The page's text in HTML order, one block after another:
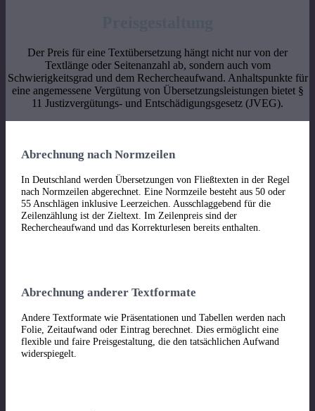
Der Preis für eine Textübersetzung hängt nicht nur von der
Textlänge oder Seitenanzahl ab, sondern auch vom
Schwierigkeitsgrad und dem Rechercheaufwand. Anhaltspunkte für
eine angemessene Vergütung von Übersetzungsleistungen bietet §
11 Justizvergütungs- und Entschädigungsgesetz (JVEG).
Abrechnung nach Normzeilen
In Deutschland werden Übersetzungen von Fließtexten in der Regel
nach Normzeilen abgerechnet. Eine Normzeile besteht aus 50 oder
55 Anschlägen inklusive Leerzeichen. Ausschlaggebend für die
Zeilenzählung ist der Zieltext. Im Zeilenpreis sind der
Rechercheaufwand und das Korrekturlesen bereits enthalten.
Abrechnung anderer Textformate
Andere Textformate wie Präsentationen und Tabellen werden nach
Folie, Zeitaufwand oder Eintrag berechnet. Dies ermöglicht eine
flexible und faire Preisgestaltung, die den tatsächlichen Aufwand
widerspiegelt.